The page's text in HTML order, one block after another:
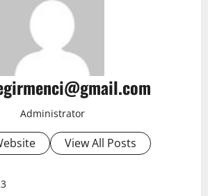
Administrator
View All Posts